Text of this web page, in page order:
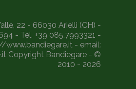
22 - 66030 Arielli (CH) -
- Tel. +39 085.7993321 -
www.bandiegare.it - email:
Copyright Bandiegare - ©
2010 - 2026